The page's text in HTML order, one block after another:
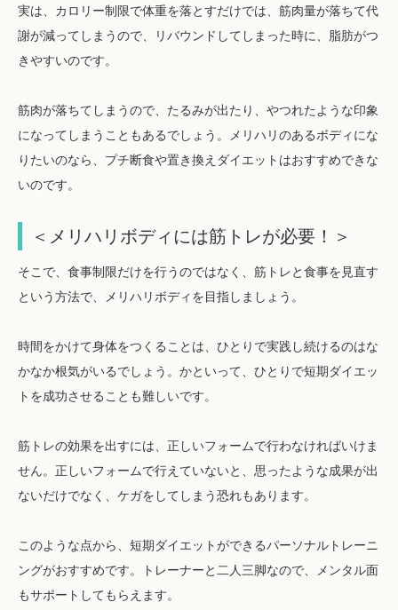
実は、カロリー制限で体重を落とすだけでは、筋肉量が落ちて代
謝が減ってしまうので、リバウンドしてしまった時に、脂肪がつ
きやすいのです。
筋肉が落ちてしまうので、たるみが出たり、やつれたような印象
になってしまうこともあるでしょう。メリハリのあるボディにな
りたいのなら、プチ断食や置き換えダイエットはおすすめできな
いのです。
＜メリハリボディには筋トレが必要！＞
そこで、食事制限だけを行うのではなく、筋トレと食事を見直す
という方法で、メリハリボディを目指しましょう。
時間をかけて身体をつくることは、ひとりで実践し続けるのはな
かなか根気がいるでしょう。かといって、ひとりで短期ダイエッ
トを成功させることも難しいです。
筋トレの効果を出すには、正しいフォームで行わなければいけま
せん。正しいフォームで行えていないと、思ったような成果が出
ないだけでなく、ケガをしてしまう恐れもあります。
このような点から、短期ダイエットができるパーソナルトレーニ
ングがおすすめです。トレーナーと二人三脚なので、メンタル面
もサポートしてもらえます。